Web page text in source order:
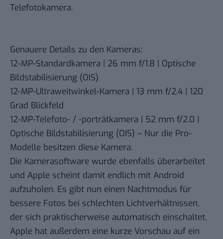
Telefotokamera.
Genauere Details zu den Kameras:
12-MP-Standardkamera | 26 mm f/1.8 | Optische
Bildstabilisierung (OIS)
12-MP-Ultraweitwinkel-Kamera | 13 mm f/2.4 | 120
Grad Blickfeld
12-MP-Telefoto- / -porträtkamera | 52 mm f/2.0 |
Optische Bildstabilisierung (OIS) – Nur die Pro-
Modelle besitzen diese Kamera.
Die Kamerasoftware wurde ebenfalls überarbeitet
und Apple scheint damit endlich mit Android
aufzuholen. Es gibt nun einen Nachtmodus für
bessere Fotos bei schlechten Lichtverhältnissen,
der sich praktischerweise automatisch einschaltet.
Apple hat außerdem eine kurze Vorschau auf ein